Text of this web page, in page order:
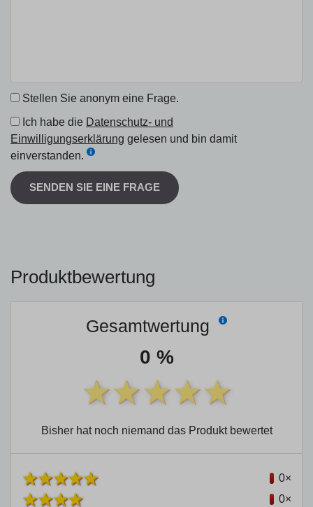
Stellen Sie anonym eine Frage.
Ich habe die Datenschutz- und
Einwilligungserklärung gelesen und bin damit
einverstanden.
SENDEN SIE EINE FRAGE
Produktbewertung
Gesamtwertung
0 %
Bisher hat noch niemand das Produkt bewertet
0×
0×